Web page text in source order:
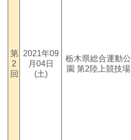
第
2
回
2021年09
月04日
(土)
栃木県総合運動公
園 第2陸上競技場